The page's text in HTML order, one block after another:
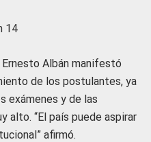
14
Albán manifestó
de los postulantes, ya
exámenes y de las
alto. “El país puede aspirar
afirmó.